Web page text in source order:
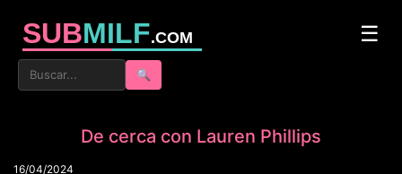
SUBMILF.COM ☰
🔍
De cerca con Lauren Phillips
16/04/2024